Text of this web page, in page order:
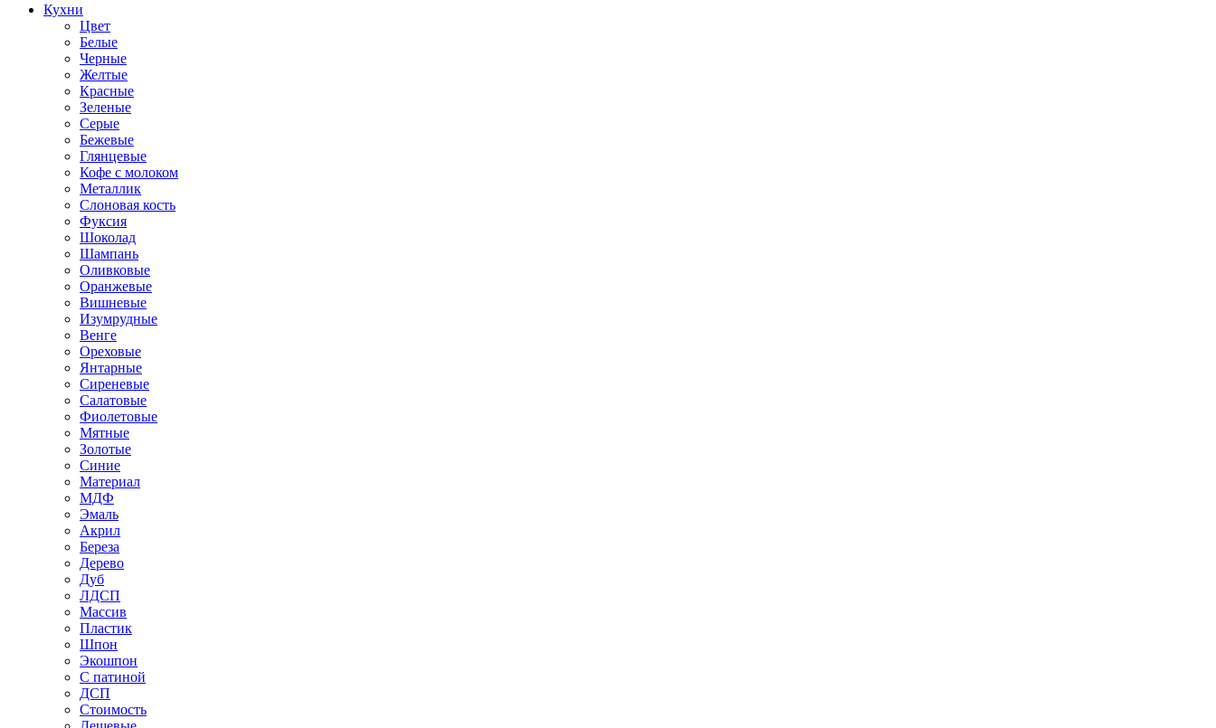
Кухни
Цвет
Белые
Черные
Желтые
Красные
Зеленые
Серые
Бежевые
Глянцевые
Кофе с молоком
Металлик
Слоновая кость
Фуксия
Шоколад
Шампань
Оливковые
Оранжевые
Вишневые
Изумрудные
Венге
Ореховые
Янтарные
Сиреневые
Салатовые
Фиолетовые
Мятные
Золотые
Синие
Материал
МДФ
Эмаль
Акрил
Береза
Дерево
Дуб
ЛДСП
Массив
Пластик
Шпон
Экошпон
С патиной
ДСП
Стоимость